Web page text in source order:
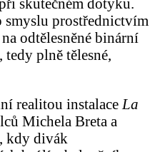
skutečném dotyku.
smyslu prostřednictvím
odtělesněné binární
plně tělesné,
realitou instalace La
Michela Breta a
kdy divák